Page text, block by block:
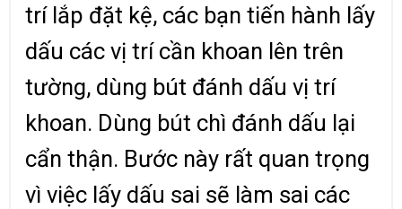
trí lắp đặt kệ, các bạn tiến hành lấy
dấu các vị trí cần khoan lên trên
tường, dùng bút đánh dấu vị trí
khoan. Dùng bút chì đánh dấu lại
cẩn thận. Bước này rất quan trọng
vì việc lấy dấu sai sẽ làm sai các